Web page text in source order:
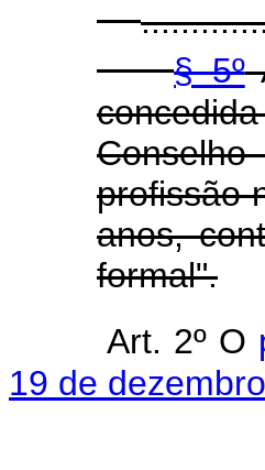
§ 5º
profissão
anos,
formal".
Art. 2º O
19 de